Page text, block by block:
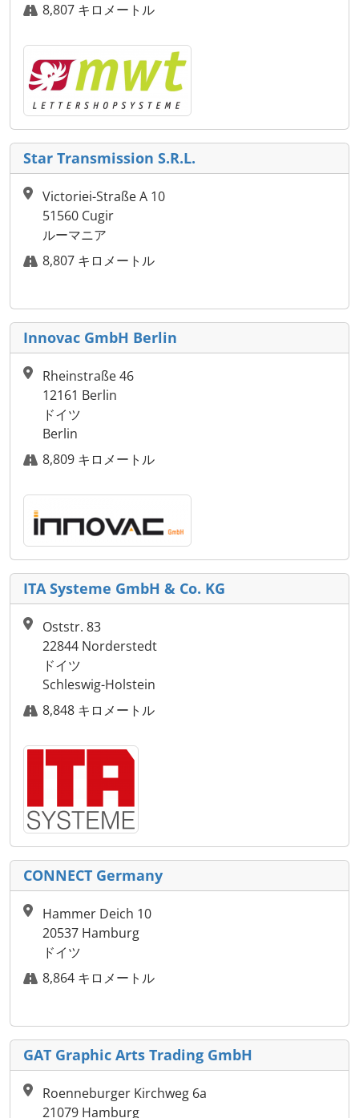
8,807 キロメートル
Star Transmission S.R.L.
Victoriei-Straße A 10
51560 Cugir
ルーマニア
8,807 キロメートル
Innovac GmbH Berlin
Rheinstraße 46
12161 Berlin
ドイツ
Berlin
8,809 キロメートル
ITA Systeme GmbH & Co. KG
Oststr. 83
22844 Norderstedt
ドイツ
Schleswig-Holstein
8,848 キロメートル
CONNECT Germany
Hammer Deich 10
20537 Hamburg
ドイツ
8,864 キロメートル
GAT Graphic Arts Trading GmbH
Roenneburger Kirchweg 6a
21079 Hamburg